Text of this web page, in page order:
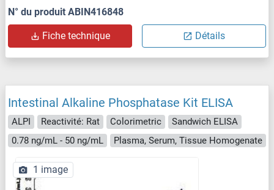
N° du produit ABIN416848
Fiche technique Détails
Intestinal Alkaline Phosphatase Kit ELISA
ALPI Reactivité: Rat Colorimetric
Sandwich ELISA
0.78 ng/mL - 50 ng/mL
Plasma, Serum, Tissue Homogenate
1 image